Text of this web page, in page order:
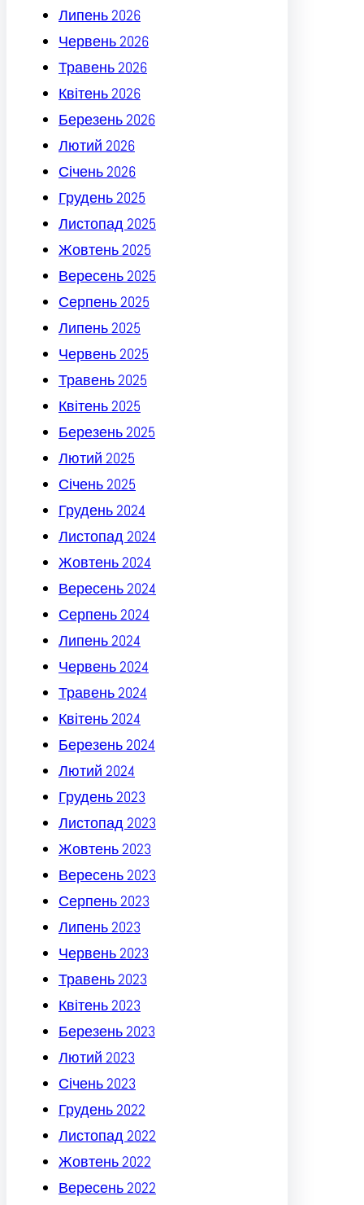
Липень 2026
Червень 2026
Травень 2026
Квітень 2026
Березень 2026
Лютий 2026
Січень 2026
Грудень 2025
Листопад 2025
Жовтень 2025
Вересень 2025
Серпень 2025
Липень 2025
Червень 2025
Травень 2025
Квітень 2025
Березень 2025
Лютий 2025
Січень 2025
Грудень 2024
Листопад 2024
Жовтень 2024
Вересень 2024
Серпень 2024
Липень 2024
Червень 2024
Травень 2024
Квітень 2024
Березень 2024
Лютий 2024
Грудень 2023
Листопад 2023
Жовтень 2023
Вересень 2023
Серпень 2023
Липень 2023
Червень 2023
Травень 2023
Квітень 2023
Березень 2023
Лютий 2023
Січень 2023
Грудень 2022
Листопад 2022
Жовтень 2022
Вересень 2022